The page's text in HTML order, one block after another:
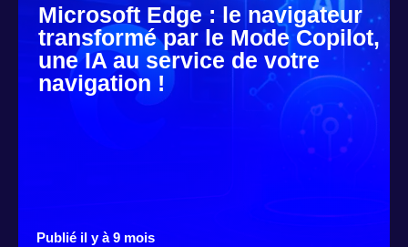
Microsoft Edge : le navigateur
transformé par le Mode Copilot,
une IA au service de votre
navigation !
Publié il y à 9 mois